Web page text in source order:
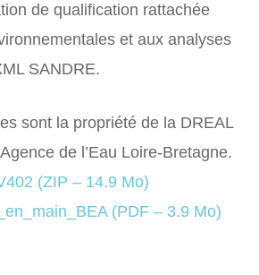
de qualification rattachée
et aux analyses
SANDRE.
sont la propriété de la DREAL
de l’Eau Loire-Bretagne.
(ZIP – 14.9 Mo)
(PDF – 3.9 Mo)